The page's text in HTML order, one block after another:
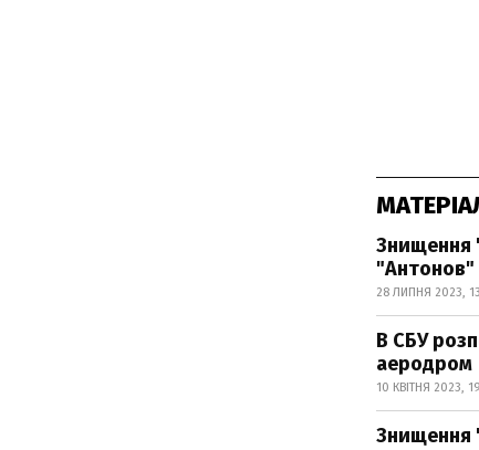
Знищення
"Антонов"
28 ЛИПНЯ 2023,
В СБУ
аеродром
10 КВІТНЯ 2023,
Знищення